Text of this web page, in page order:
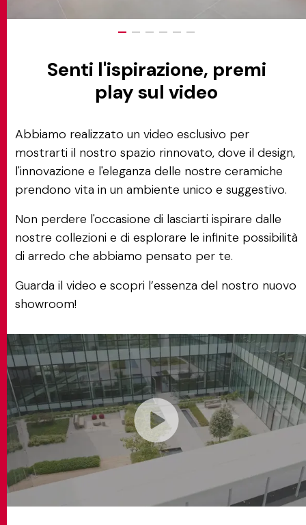
Senti l'ispirazione, premi
play sul video
Abbiamo realizzato un video esclusivo per
mostrarti il nostro spazio rinnovato, dove il design,
l'innovazione e l'eleganza delle nostre ceramiche
prendono vita in un ambiente unico e suggestivo.
Non perdere l'occasione di lasciarti ispirare dalle
nostre collezioni e di esplorare le infinite possibilità
di arredo che abbiamo pensato per te.
Guarda il video e scopri l’essenza del nostro nuovo
showroom!